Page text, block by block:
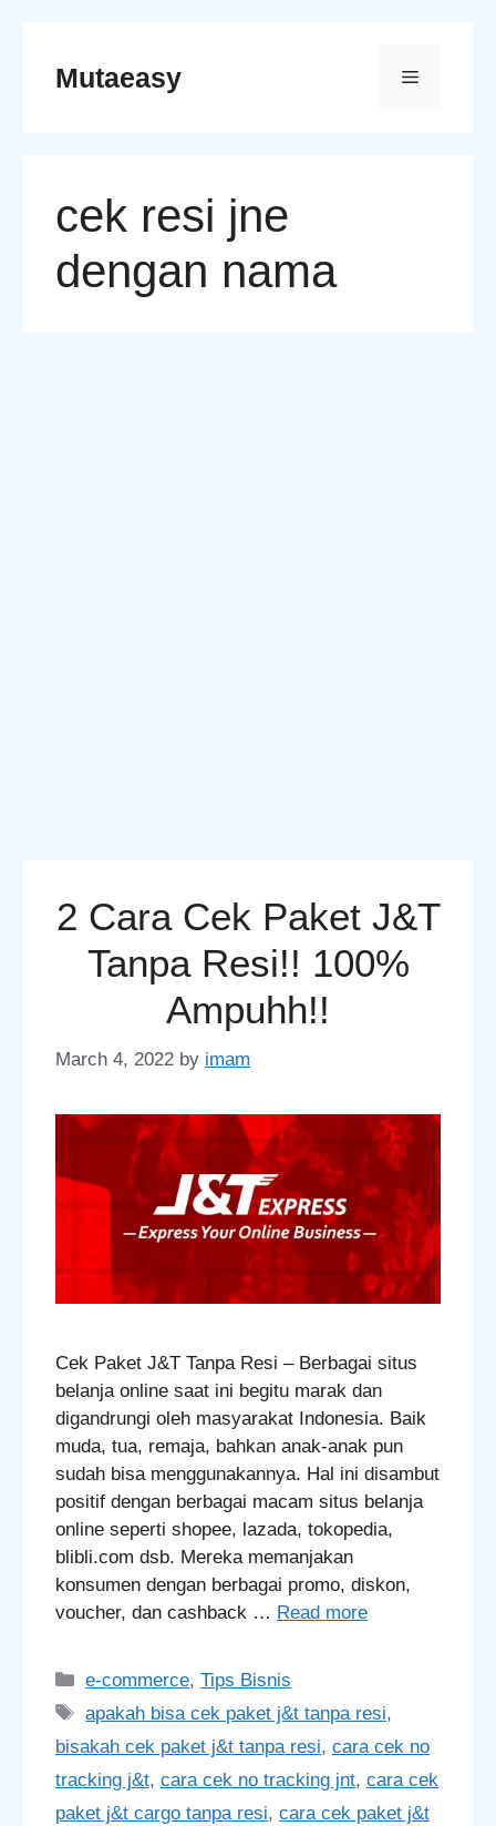
contentMutaeasy Menu
cek resi jne
dengan nama
2 Cara Cek Paket J&T
Tanpa Resi!! 100%
Ampuhh!!
March 4, 2022 by imam
Cek Paket J&T Tanpa Resi – Berbagai situs
belanja online saat ini begitu marak dan
digandrungi oleh masyarakat Indonesia. Baik
muda, tua, remaja, bahkan anak-anak pun
sudah bisa menggunakannya. Hal ini disambut
positif dengan berbagai macam situs belanja
online seperti shopee, lazada, tokopedia,
blibli.com dsb. Mereka memanjakan
konsumen dengan berbagai promo, diskon,
voucher, dan cashback … Read more
Categories
e-commerce,Tips Bisnis
Tags
apakah bisa cek paket j&t tanpa resi,
bisakah cek paket j&t tanpa resi, cara cek no
tracking j&t, cara cek no tracking jnt, cara cek
paket j&t cargo tanpa resi, cara cek paket j&t